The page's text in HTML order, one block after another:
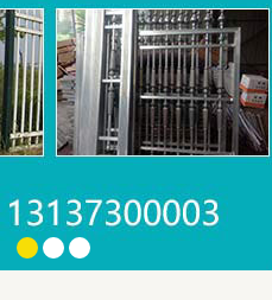
3